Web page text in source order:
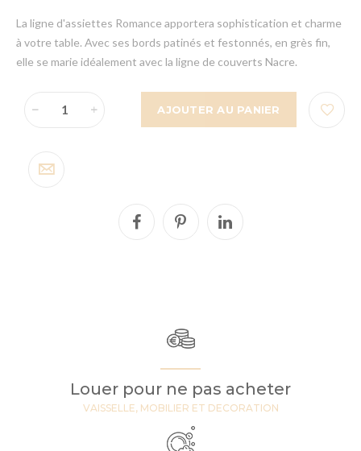
La ligne d'assiettes Romance apportera sophistication et charme
à votre table. Avec ses bords patinés et festonnés, en grès fin,
elle se marie idéalement avec la ligne de couverts Nacre.
AJOUTER AU PANIER
Louer pour ne pas acheter
VAISSELLE, MOBILIER ET DECORATION